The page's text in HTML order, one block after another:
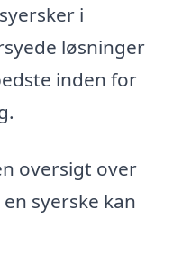
i
løsninger
inden for
oversigt over
syerske kan